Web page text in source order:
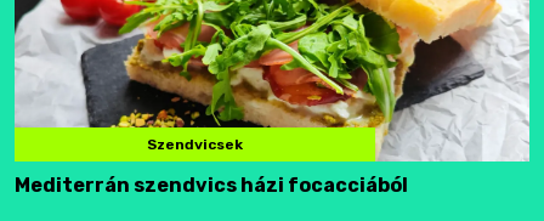
Szendvicsek
Mediterrán szendvics házi focacciából